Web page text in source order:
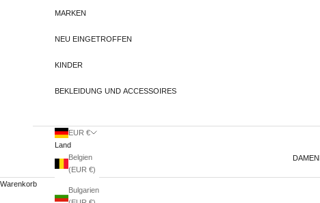
DAMEN
MARKEN
NEU EINGETROFFEN
KINDER
BEKLEIDUNG UND ACCESSOIRES
EUR €
Land
Belgien
(EUR €)
Bulgarien
Warenkorb